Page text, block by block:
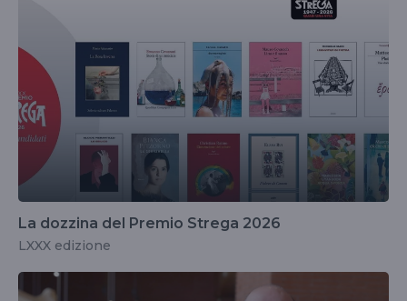
La dozzina del Premio Strega 2026
LXXX edizione